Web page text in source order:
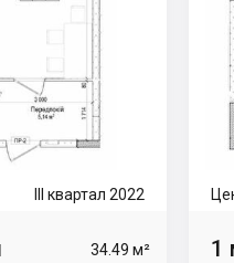
III квартал 2022
34.49 м² 1